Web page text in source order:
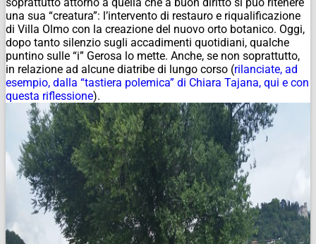
una sua “creatura”: l’intervento di restauro e riqualificazione
di Villa Olmo con la creazione del nuovo orto botanico. Oggi,
dopo tanto silenzio sugli accadimenti quotidiani, qualche
puntino sulle “i” Gerosa lo mette. Anche, se non soprattutto,
in relazione ad alcune diatribe di lungo corso (rilanciate, ad
esempio, dalla “tastiera polemica” di Chiara Tajana, qui e con
questa riflessione).